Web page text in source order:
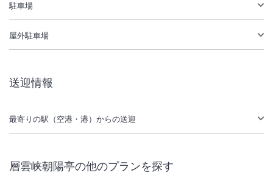
ます。
２名１室利用のこども料金は大人と同額となります。
駐車場
屋外駐車場
送迎情報
最寄りの駅（空港・港）からの送迎
層雲峡朝陽亭の他のプランを探す